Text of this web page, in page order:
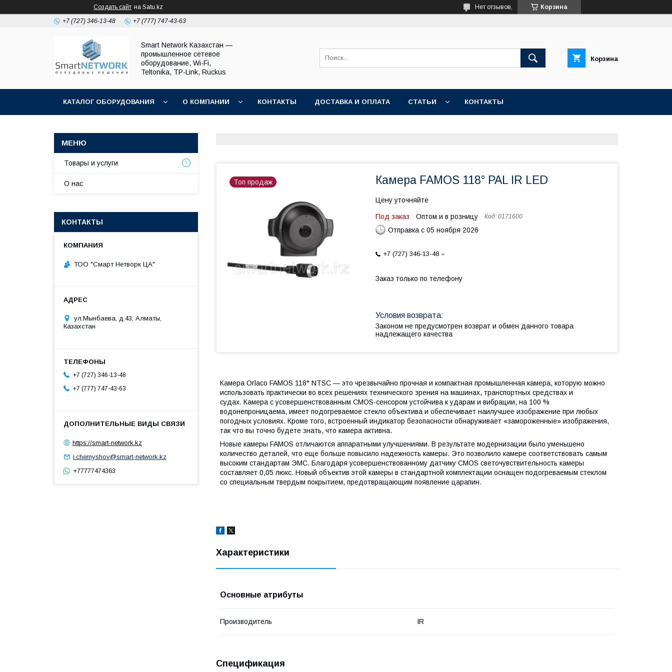
Создать сайт на Satu.kz Корзина
Нет отзывов,
+7 (727) 346-13-48 +7 (777) 747-43-63
Smart Network Казахстан —
промышленное сетевое
оборудование, Wi-Fi,
Teltonika, TP-Link, Ruckus
Корзина
КАТАЛОГ ОБОРУДОВАНИЯ О КОМПАНИИ КОНТАКТЫ ДОСТАВКА И ОПЛАТА СТАТЬИ КОНТАКТЫ
Топ продаж Камера FAMOS 118° PAL IR LED
Цену уточняйте
Под заказ Оптом и в розницу Код: 0171600
Отправка с 05 ноября 2026
+7 (727) 346-13-48
Заказ только по телефону
Законом не предусмотрен возврат и обмен данного товара
надлежащего качества
Камера Orlaco FAMOS 118° NTSC — это чрезвычайно прочная и компактная промышленная камера, которую можно
использовать практически во всех решениях технического зрения на машинах, транспортных средствах и
судах. Камера с усовершенствованным CMOS-сенсором устойчива к ударам и вибрации, на 100 %
водонепроницаема, имеет подогреваемое стекло объектива и обеспечивает наилучшее изображение при любых
погодных условиях. Кроме того, встроенный индикатор безопасности обнаруживает «замороженные» изображения,
так что вы точно будете знать, что камера активна.
Новые камеры FAMOS отличаются аппаратными улучшениями. В результате модернизации было уменьшено
количество деталей, что еще больше повысило надежность камеры. Это позволило камере соответствовать самым
высоким стандартам ЭМС. Благодаря усовершенствованному датчику CMOS светочувствительность камеры
составляет 0,05 люкс. Новый объектив этой камеры в стандартной комплектации оснащен подогреваемым стеклом
со специальным твердым покрытием, предотвращающим появление царапин.
Характеристики
Основные атрибуты
Производитель IR
Спецификация
Товары и услуги
О нас
КОНТАКТЫ
ТОО "Смарт Нетворк ЦА"
ул.Мынбаева, д.43, Алматы,
Казахстан
+7 (727) 346-13-48
+7 (777) 747-43-63
https://smart-network.kz
i.chernyshov@smart-network.kz
+77777474363